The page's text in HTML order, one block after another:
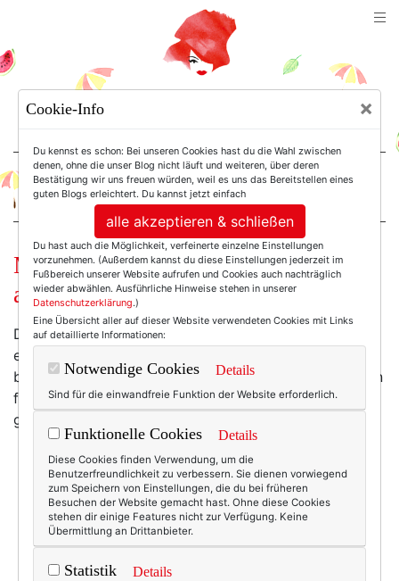
For Women. Not Girls.
Mode am Mittwoch: Retro-Eleganz
aus England.
Die Engländer, hachja. Hat das Inselvolk nicht einfach
einen besonderen Stil - ja oder ja? Mir hat es
besonders der rote Mantel vonOrla Kiely
angetan, den
finde ich wirklich absolut zauberhaft - aber auch der
ganze Rest der Kollektion ist sehr fabelhaft.
Cookie-Info ×
Du kennst es schon: Bei unseren Cookies hast du die Wahl zwischen
denen, ohne die unser Blog nicht läuft und weiteren, über deren
Bestätigung wir uns freuen würden, weil es uns das Bereitstellen eines
guten Blogs erleichtert. Du kannst jetzt einfach
alle akzeptieren & schließen
Du hast auch die Möglichkeit, verfeinerte einzelne Einstellungen
vorzunehmen. (Außerdem kannst du diese Einstellungen jederzeit im
Fußbereich unserer Website aufrufen und Cookies auch nachträglich
wieder abwählen. Ausführliche Hinweise stehen in unserer
Datenschutzerklärung.)
Eine Übersicht aller auf dieser Website verwendeten Cookies mit Links
auf detaillierte Informationen:
Notwendige Cookies Details
Sind für die einwandfreie Funktion der Website erforderlich.
Funktionelle Cookies Details
Diese Cookies finden Verwendung, um die
Benutzerfreundlichkeit zu verbessern. Sie dienen vorwiegend
zum Speichern von Einstellungen, die du bei früheren
Besuchen der Website gemacht hast. Ohne diese Cookies
stehen dir einige Features nicht zur Verfügung. Keine
Übermittlung an Drittanbieter.
Statistik Details